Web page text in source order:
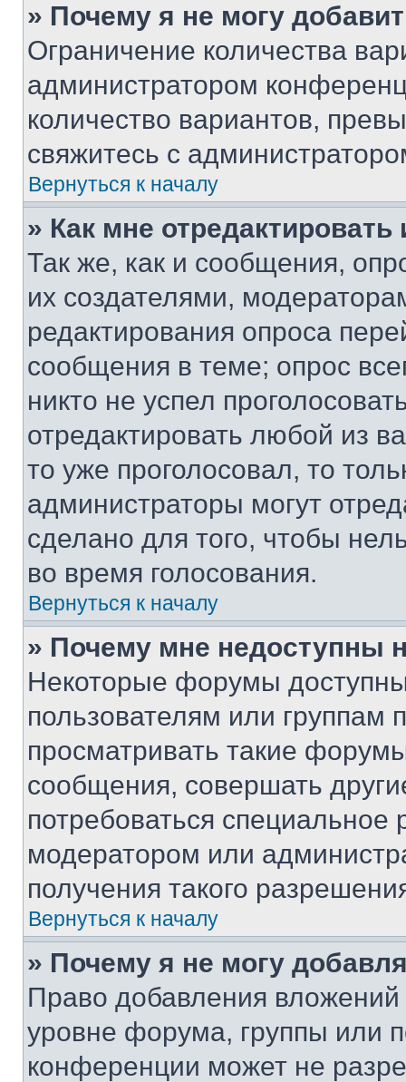
» Почему я не могу
Ограничение количества
администратором
количество вариантов,
свяжитесь с
Вернуться к началу
» Как мне
Так же, как и сообщения,
их создателями,
редактирования опроса
сообщения в теме; опрос
никто не успел
отредактировать любой из
то уже проголосовал, то
администраторы могут
сделано для того, чтобы
во время голосования.
Вернуться к началу
» Почему мне недоступны
Некоторые форумы
пользователям или группам
просматривать такие
сообщения, совершать
потребоваться
модератором или
получения такого
Вернуться к началу
» Почему я не могу
Право добавления
уровне форума, группы или
конференции может не